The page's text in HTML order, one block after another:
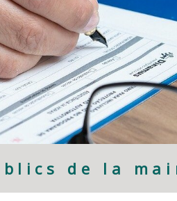
de la